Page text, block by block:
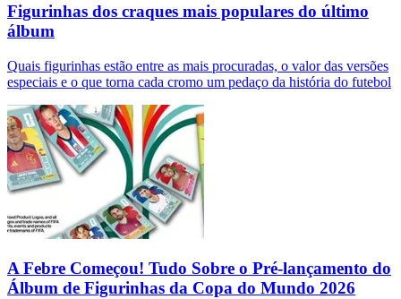
Figurinhas dos craques mais populares do último
álbum
Quais figurinhas estão entre as mais procuradas, o valor das versões
especiais e o que torna cada cromo um pedaço da história do futebol
A Febre Começou! Tudo Sobre o Pré-lançamento do
Álbum de Figurinhas da Copa do Mundo 2026